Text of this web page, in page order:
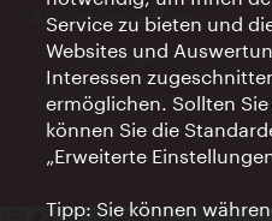
AI Concierge Wien
Ort:
concierge.wien.info
Öffnungszeiten:
Informationen rund
Service zu bieten und
Websites und
Interessen
ermöglichen. Sollten
können Sie die
„Erweiterte
Tipp: Sie können